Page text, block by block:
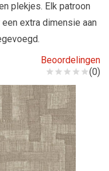
plekjes. Elk patroon
extra dimensie aan
Beoordelingen
(0)